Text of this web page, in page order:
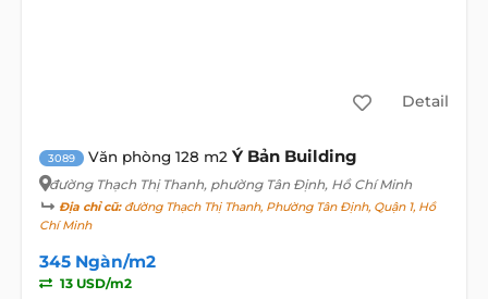
Detail
3089 Văn phòng 128 m2 Ý Bản Building
đường Thạch Thị Thanh, phường Tân Định, Hồ Chí Minh
Địa chỉ cũ:đường Thạch Thị Thanh, Phường Tân Định, Quận 1, Hồ
Chí Minh
345 Ngàn/m2
13 USD/m2